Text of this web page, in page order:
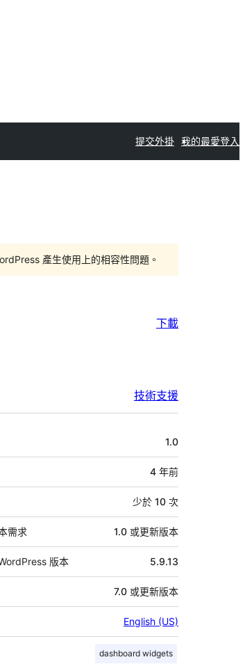
提交外掛 我的最愛登入
產生使用上的相容性問題。
下載
技術支援
1.0
4 年前
少於 10 次
需求 1.0 或更新版本
版本 5.9.13
7.0 或更新版本
English (US)
dashboard widgets